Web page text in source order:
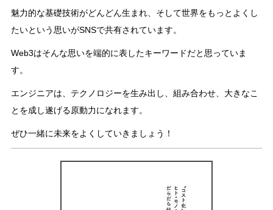
魅力的な基礎技術がどんどん生まれ、そして世界をもっとよくし
たいという思いがSNSで共有されています。
Web3はそんな思いを端的に表したキーワードだと思っていま
す。
エンジニアは、テクノロジーを生み出し、組み合わせ、大きなこ
とを成し遂げる原動力になれます。
ぜひ一緒に未来をよくしていきましょう！